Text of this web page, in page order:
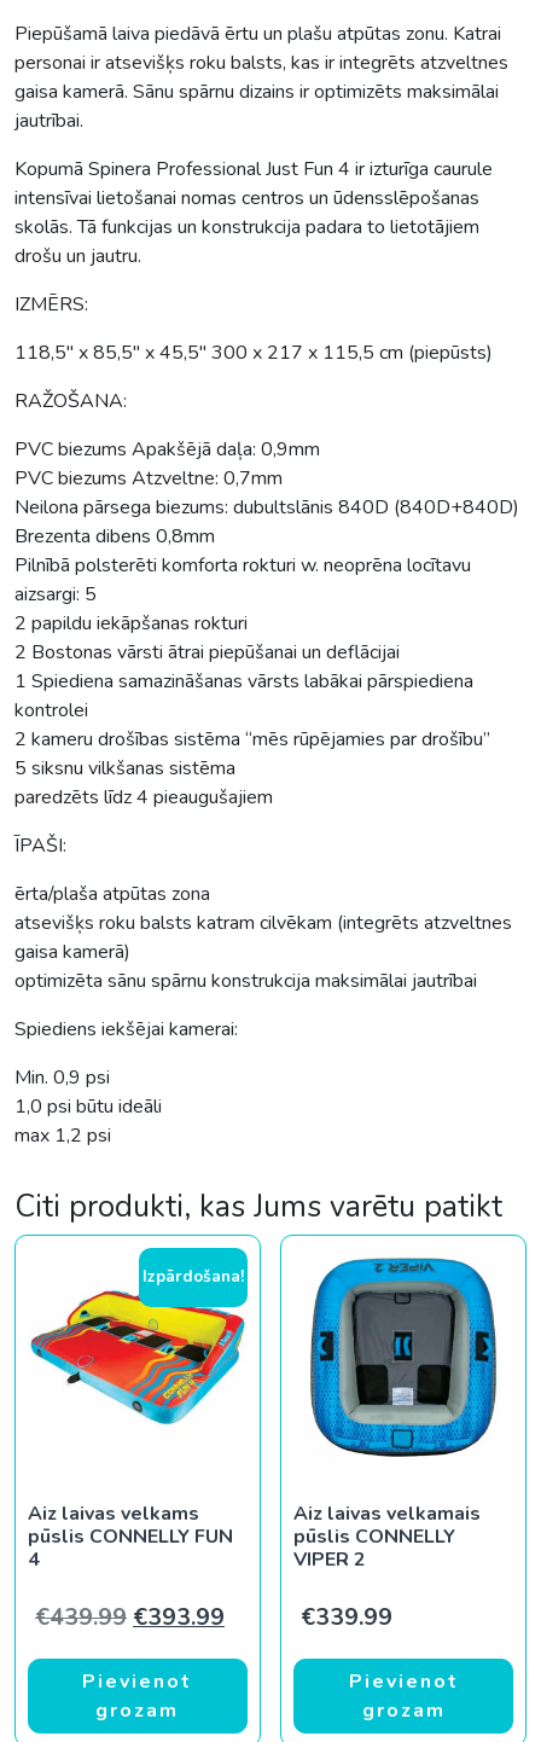
Piepūšamā laiva piedāvā ērtu un plašu atpūtas zonu. Katrai
personai ir atsevišķs roku balsts, kas ir integrēts atzveltnes
gaisa kamerā. Sānu spārnu dizains ir optimizēts maksimālai
jautrībai.
Kopumā Spinera Professional Just Fun 4 ir izturīga caurule
intensīvai lietošanai nomas centros un ūdensslēpošanas
skolās. Tā funkcijas un konstrukcija padara to lietotājiem
drošu un jautru.
IZMĒRS:
118,5″ x 85,5″ x 45,5″ 300 x 217 x 115,5 cm (piepūsts)
RAŽOŠANA:
PVC biezums Apakšējā daļa: 0,9mm
PVC biezums Atzveltne: 0,7mm
Neilona pārsega biezums: dubultslānis 840D (840D+840D)
Brezenta dibens 0,8mm
Pilnībā polsterēti komforta rokturi w. neoprēna locītavu
aizsargi: 5
2 papildu iekāpšanas rokturi
2 Bostonas vārsti ātrai piepūšanai un deflācijai
1 Spiediena samazināšanas vārsts labākai pārspiediena
kontrolei
2 kameru drošības sistēma “mēs rūpējamies par drošību”
5 siksnu vilkšanas sistēma
paredzēts līdz 4 pieaugušajiem
ĪPAŠI:
ērta/plaša atpūtas zona
atsevišķs roku balsts katram cilvēkam (integrēts atzveltnes
gaisa kamerā)
optimizēta sānu spārnu konstrukcija maksimālai jautrībai
Spiediens iekšējai kamerai:
Min. 0,9 psi
1,0 psi būtu ideāli
max 1,2 psi
Citi produkti, kas Jums varētu patikt
Izpārdošana!
Aiz laivas velkams
pūslis CONNELLY FUN
4
€439.99 Original price was: €439.99.
€393.99 Current price is: €393.99.
Pievienot
grozam
Aiz laivas velkamais
pūslis CONNELLY
VIPER 2
€339.99
Pievienot
grozam